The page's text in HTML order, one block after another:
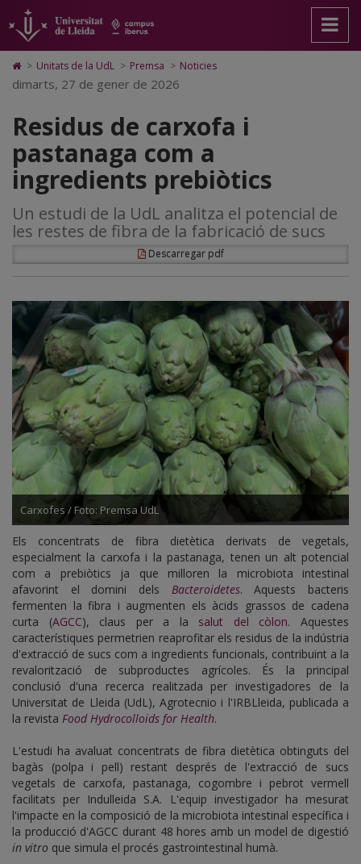
Residus
de
carxofa
pastanaga
com
ingredients
prebiòtics
pàgina
principal.
Universitat
Lleida
contingut
principal
Mapa
Web.
Universitat
Cerca
Accessibilitat.
Universitat
Lleida
Icono
de
Home
ir
a
la
página
de
inicio
> Unitats de la UdL > Premsa > Noticies
dimarts, 27 de gener de 2026
Residus de carxofa i
pastanaga com a
ingredients prebiòtics
Un estudi de la UdL analitza el potencial de
les restes de fibra de la fabricació de sucs
Descarregar pdf
Carxofes / Foto: Premsa UdL
Els concentrats de fibra dietètica derivats de vegetals,
especialment la carxofa i la pastanaga, tenen un alt potencial
com a prebiòtics ja que milloren la microbiota intestinal
afavorint el domini dels Bacteroidetes. Aquests bacteris
fermenten la fibra i augmenten els àcids grassos de cadena
curta (AGCC), claus per a la salut del còlon. Aquestes
característiques permetrien reaprofitar els residus de la indústria
d'extracció de sucs com a ingredients funcionals, contribuint a la
revalorització de subproductes agrícoles. És la principal
conclusió d'una recerca realitzada per investigadores de la
Universitat de Lleida (UdL), Agrotecnio i l'IRBLleida, publicada a
la revista Food Hydrocolloids for Health.
L'estudi ha avaluat concentrats de fibra dietètica obtinguts del
bagàs (polpa i pell) restant després de l'extracció de sucs
vegetals de carxofa, pastanaga, cogombre i pebrot vermell
facilitats per Indulleida S.A. L'equip investigador ha mesurat
l'impacte en la composició de la microbiota intestinal específica i
la producció d'AGCC durant 48 hores amb un model de digestió
in vitro que simula el procés gastrointestinal humà.